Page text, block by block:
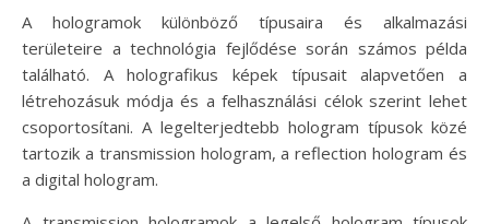
A hologramok különböző típusaira és alkalmazási
területeire a technológia fejlődése során számos példa
található. A holografikus képek típusait alapvetően a
létrehozásuk módja és a felhasználási célok szerint lehet
csoportosítani. A legelterjedtebb hologram típusok közé
tartozik a transmission hologram, a reflection hologram és
a digital hologram.